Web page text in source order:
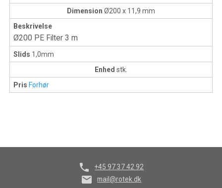
Dimension Ø200 x 11,9 mm
Beskrivelse
Ø200 PE Filter 3 m
Slids 1,0mm
Enhed stk.
Pris Forhør
phone +45 97 37 42 92
mail mail@rotek.dk